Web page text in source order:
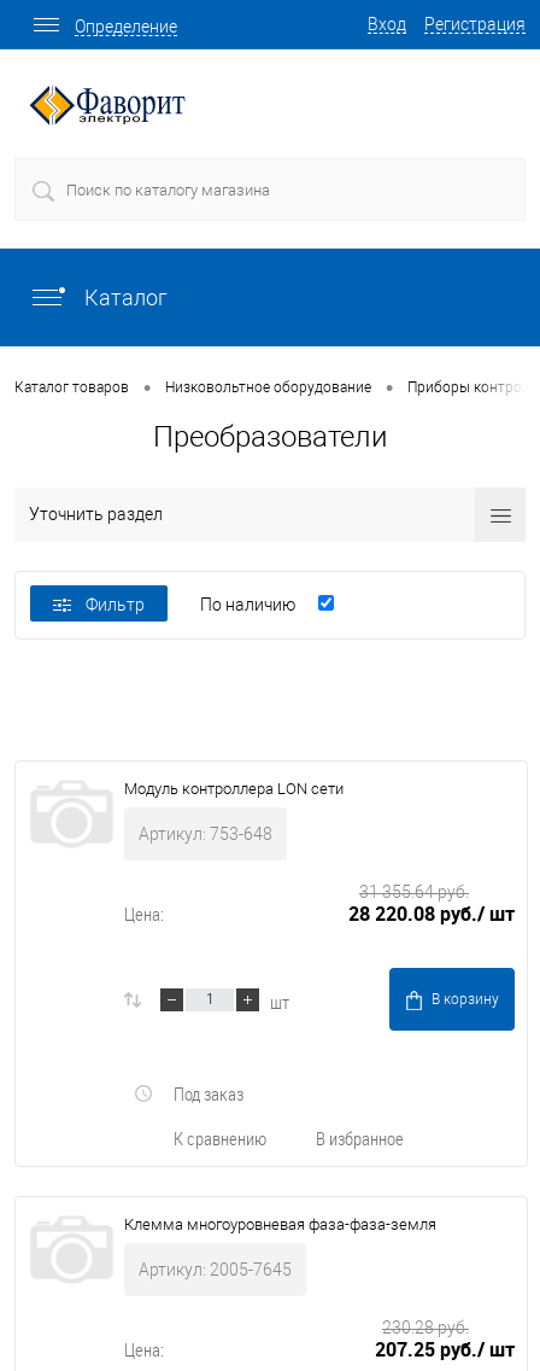
Вход Регистрация
Определение
Каталог
Каталог товаров • Низковольтное оборудование • Приборы контроля
Преобразователи
Уточнить раздел
Фильтр По наличию
Модуль контроллера LON сети
Артикул: 753-648
Цена: 28 220.08 руб./ шт
31 355.64 руб.
шт В корзину
К сравнению В избранное
Под заказ
Клемма многоуровневая фаза-фаза-земля
Артикул: 2005-7645
Цена: 207.25 руб./ шт
230.28 руб.